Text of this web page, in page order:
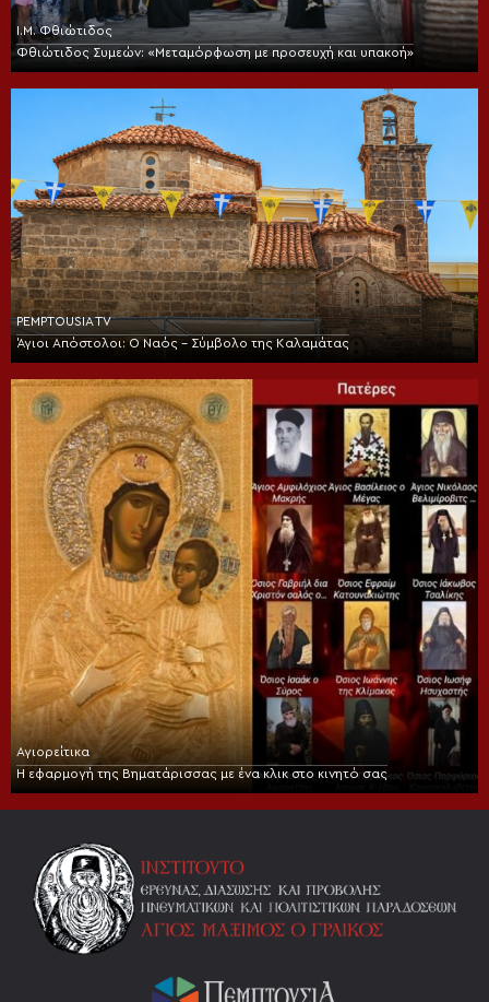
Ι.Μ. Φθιώτιδος
Φθιώτιδος Συμεών: «Μεταμόρφωση με προσευχή και υπακοή»
PEMPTOUSIA TV
Άγιοι Απόστολοι: Ο Ναός – Σύμβολο της Καλαμάτας
Αγιορείτικα
Η εφαρμογή της Βηματάρισσας με ένα κλικ στο κινητό σας